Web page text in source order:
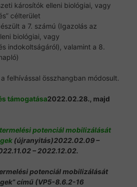
károsítók elleni biológiai, vagy
célterület
a 7. számú (Igazolás az
biológiai, vagy
indokoltságáról), valamint a 8.
felhívással összhangban módosult.
támogatása2022.02.28., majd
potenciál mobilizálását
(újranyitás)2022.02.09 –
– 2022.12.02.
potenciál mobilizálását
című (VP5-8.6.2-16